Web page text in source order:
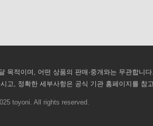
목적이며, 어떤 상품의 판매·중개와는 무관합니다.
고, 정확한 세부사항은 공식 기관 홈페이지를 참
toyoni. All rights reserved.